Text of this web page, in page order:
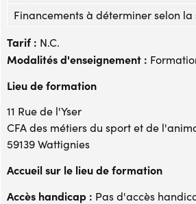
Financements à déterminer selon
Tarif : N.C.
Modalités d'enseignement :
Lieu de formation
11 Rue de l'Yser
CFA des métiers du sport et de
59139 Wattignies
Accueil sur le lieu de formation
Accès handicap : Pas d'accès